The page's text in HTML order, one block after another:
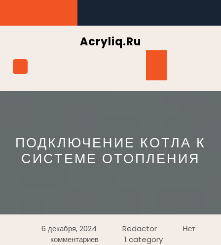
содержимому
Acryliq.ru
ПОДКЛЮЧЕНИЕ КОТЛА К
СИСТЕМЕ ОТОПЛЕНИЯ
6 декабря, 2024 Redactor
Нет
комментариев
1 category